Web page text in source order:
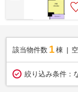
該当物件数 1棟
絞り込み条件：